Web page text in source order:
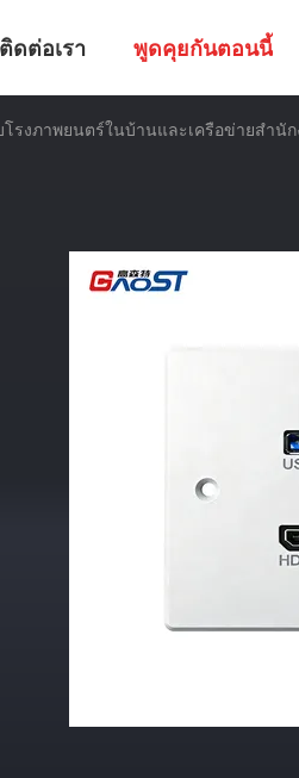
ติดต่อเรา พูดคุยกันตอนนี้
โรงภาพยนตร์ในบ้านและเครือข่ายสํานั